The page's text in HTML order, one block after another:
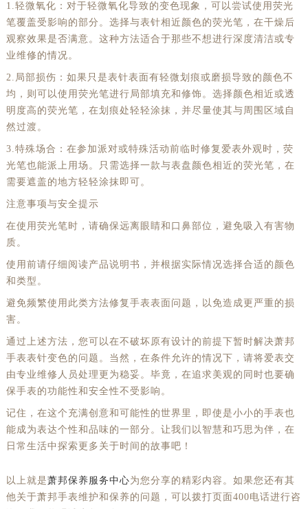
1.轻微氧化：对于轻微氧化导致的变色现象，可以尝试使用荧光
笔覆盖受影响的部分。选择与表针相近颜色的荧光笔，在干燥后
观察效果是否满意。这种方法适合于那些不想进行深度清洁或专
业维修的情况。
2.局部损伤：如果只是表针表面有轻微划痕或磨损导致的颜色不
均，则可以使用荧光笔进行局部填充和修饰。选择颜色相近或透
明度高的荧光笔，在划痕处轻轻涂抹，并尽量使其与周围区域自
然过渡。
3.特殊场合：在参加派对或特殊活动前临时修复爱表外观时，荧
光笔也能派上用场。只需选择一款与表盘颜色相近的荧光笔，在
需要遮盖的地方轻轻涂抹即可。
注意事项与安全提示
在使用荧光笔时，请确保远离眼睛和口鼻部位，避免吸入有害物
质。
使用前请仔细阅读产品说明书，并根据实际情况选择合适的颜色
和类型。
避免频繁使用此类方法修复手表表面问题，以免造成更严重的损
害。
通过上述方法，您可以在不破坏原有设计的前提下暂时解决萧邦
手表表针变色的问题。当然，在条件允许的情况下，请将爱表交
由专业维修人员处理更为稳妥。毕竟，在追求美观的同时也要确
保手表的功能性和安全性不受影响。
记住，在这个充满创意和可能性的世界里，即使是小小的手表也
能成为表达个性和品味的一部分。让我们以智慧和巧思为伴，在
日常生活中探索更多关于时间的故事吧！
以上就是萧邦保养服务中心为您分享的精彩内容。如果您还有其
他关于萧邦手表维护和保养的问题，可以拨打页面400电话进行咨